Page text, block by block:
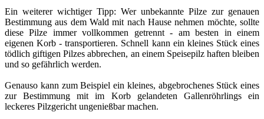
Ein weiterer wichtiger Tipp: Wer unbekannte Pilze zur genauen
Bestimmung aus dem Wald mit nach Hause nehmen möchte, sollte
diese Pilze immer vollkommen getrennt - am besten in einem
eigenen Korb - transportieren. Schnell kann ein kleines Stück eines
tödlich giftigen Pilzes abbrechen, an einem Speisepilz haften bleiben
und so gefährlich werden.
Genauso kann zum Beispiel ein kleines, abgebrochenes Stück eines
zur Bestimmung mit im Korb gelandeten Gallenröhrlings ein
leckeres Pilzgericht ungenießbar machen.